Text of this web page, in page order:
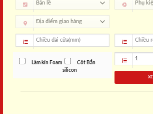
Làm kín Foam
Cột Bắn
silicon